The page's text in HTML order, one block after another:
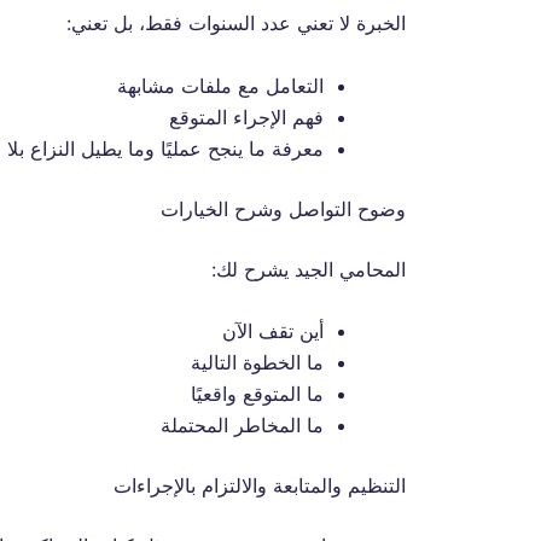
الخبرة لا تعني عدد السنوات فقط، بل تعني:
التعامل مع ملفات مشابهة
فهم الإجراء المتوقع
معرفة ما ينجح عمليًا وما يطيل النزاع بلا
وضوح التواصل وشرح الخيارات
المحامي الجيد يشرح لك:
أين تقف الآن
ما الخطوة التالية
ما المتوقع واقعيًا
ما المخاطر المحتملة
التنظيم والمتابعة والالتزام بالإجراءات